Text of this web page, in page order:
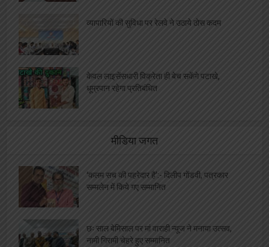
व्यापारियों की सुविधा पर रेलवे ने उठाये ठोस कदम
केवल लाइसेंसधारी विक्रेता ही बेच सकेंगे पटाखे,
धूम्रपान रहेगा प्रतिबंधित
मीडिया जगत
‘कलम सच की पहरेदार है’:- दिलीप गोंडवी, पत्रकार
सम्मलेन में किये गए सम्मानित
छः साल बेमिसाल पर मां वाराही न्यूज ने मनाया उत्सव,
नामी गिरामी चेहरे हुए सम्मानित